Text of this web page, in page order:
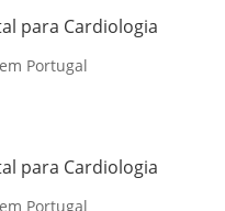
para Cardiologia
Portugal
para Cardiologia
Portugal